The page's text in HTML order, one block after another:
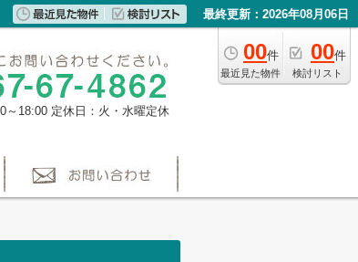
最終更新：2026年08月06日
00件
最近見た物件
00件
検討リスト
～18:00 定休日：火・水曜定休